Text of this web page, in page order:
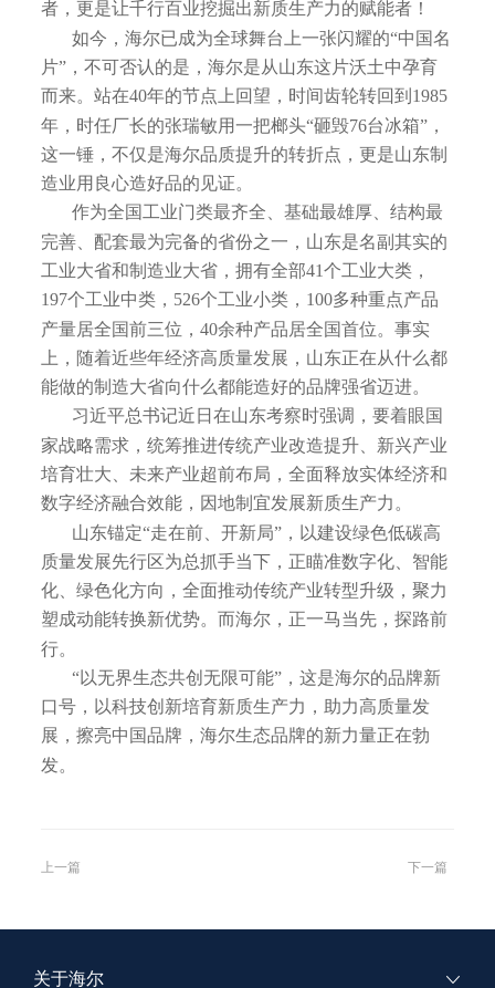
者，更是让千行百业挖掘出新质生产力的赋能者！
如今，海尔已成为全球舞台上一张闪耀的“中国名
片”，不可否认的是，海尔是从山东这片沃土中孕育
而来。站在40年的节点上回望，时间齿轮转回到1985
年，时任厂长的张瑞敏用一把榔头“砸毁76台冰箱”，
这一锤，不仅是海尔品质提升的转折点，更是山东制
造业用良心造好品的见证。
作为全国工业门类最齐全、基础最雄厚、结构最
完善、配套最为完备的省份之一，山东是名副其实的
工业大省和制造业大省，拥有全部41个工业大类，
197个工业中类，526个工业小类，100多种重点产品
产量居全国前三位，40余种产品居全国首位。事实
上，随着近些年经济高质量发展，山东正在从什么都
能做的制造大省向什么都能造好的品牌强省迈进。
习近平总书记近日在山东考察时强调，要着眼国
家战略需求，统筹推进传统产业改造提升、新兴产业
培育壮大、未来产业超前布局，全面释放实体经济和
数字经济融合效能，因地制宜发展新质生产力。
山东锚定“走在前、开新局”，以建设绿色低碳高
质量发展先行区为总抓手当下，正瞄准数字化、智能
化、绿色化方向，全面推动传统产业转型升级，聚力
塑成动能转换新优势。而海尔，正一马当先，探路前
行。
“以无界生态共创无限可能”，这是海尔的品牌新
口号，以科技创新培育新质生产力，助力高质量发
展，擦亮中国品牌，海尔生态品牌的新力量正在勃
发。
上一篇 下一篇
关于海尔